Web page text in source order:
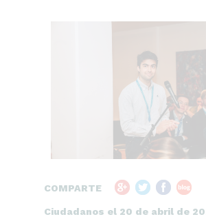
COMPARTE
Ciudadanos el 20 de abril de